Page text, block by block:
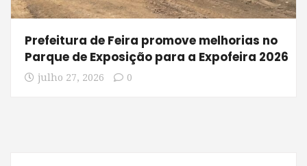
Prefeitura de Feira promove melhorias no
Parque de Exposição para a Expofeira 2026
julho 27, 2026 0